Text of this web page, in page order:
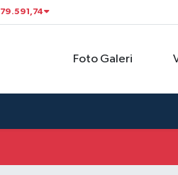
79.591,74
Foto Galeri